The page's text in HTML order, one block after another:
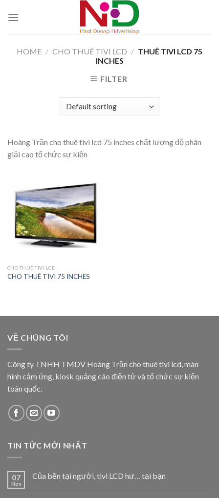
HOME / CHO THUÊ TIVI LCD / THUÊ TIVI LCD 75
INCHES
FILTER
Hoàng Trần cho thuê tivi lcd 75 inches chất lượng độ phân
giải cao tổ chức sự kiện
CHO THUÊ TIVI LCD
CHO THUÊ TIVI 75 INCHES
VỀ CHÚNG TÔI
Công ty TNHH TMDV Hoàng Trần cho thuê tivi lcd, màn
hình cảm ứng, kiosk quảng cáo điện tử và tổ chức sự kiện
toàn quốc.
TIN TỨC MỚI NHẤT
07
Nov
Của bền tại người, tivi LCD hư… tại bạn